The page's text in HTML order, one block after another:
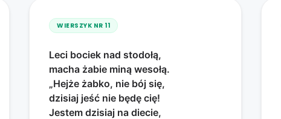
WIERSZYK NR 11
Leci bociek nad stodołą,
macha żabie miną wesołą.
„Hejże żabko, nie bój się,
dzisiaj jeść nie będę cię!
Jestem dzisiaj na diecie,